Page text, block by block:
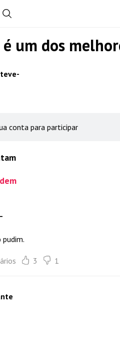
é um dos
conta para participar
pudim.
3 1